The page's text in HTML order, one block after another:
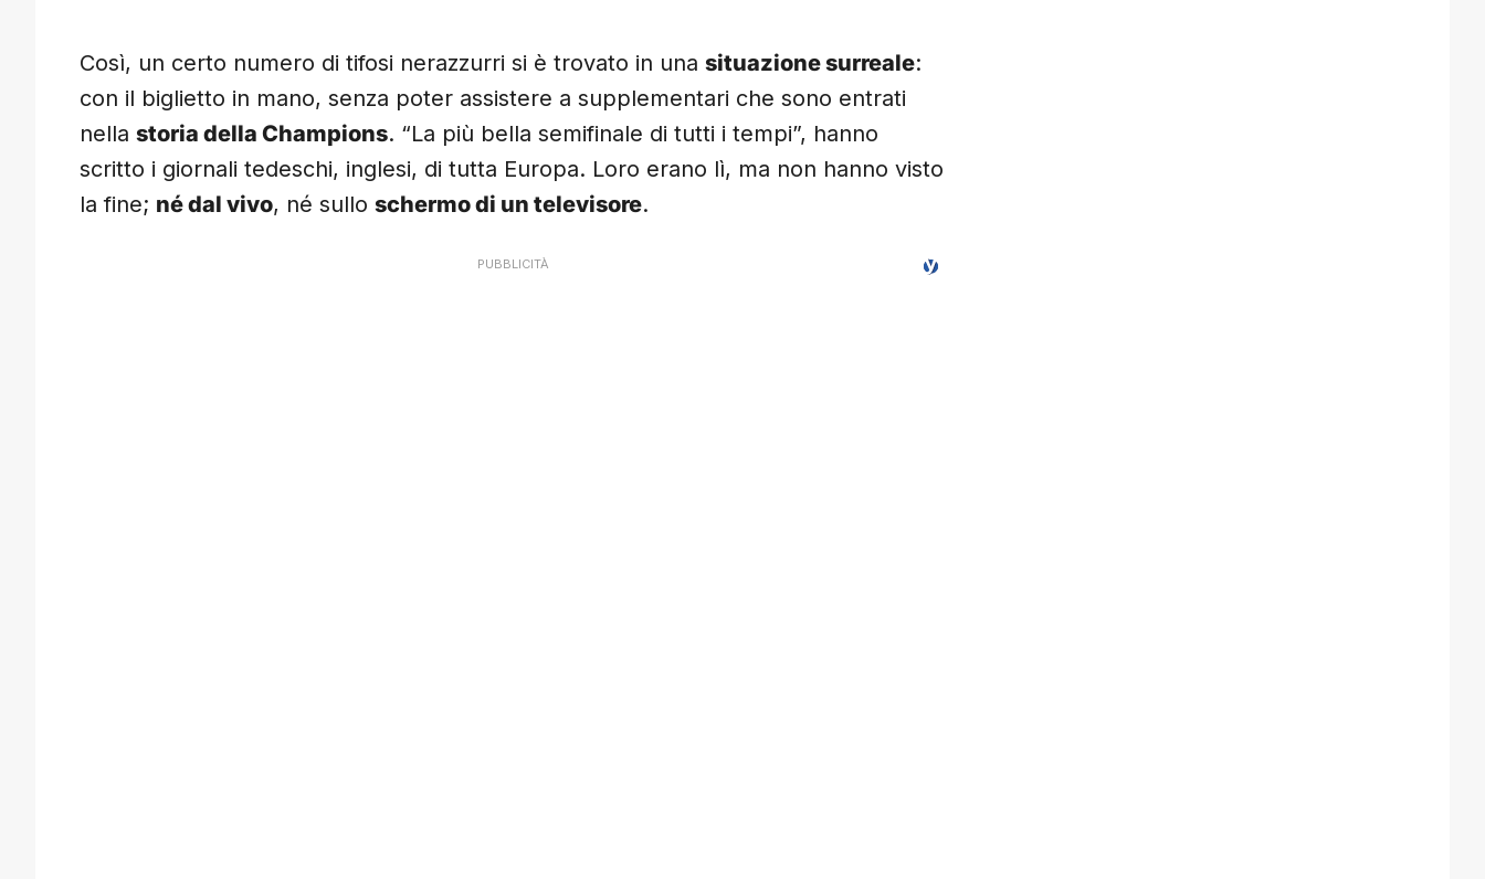
Così, un certo numero di tifosi nerazzurri si è trovato in una situazione surreale:
con il biglietto in mano, senza poter assistere a supplementari che sono entrati
nella storia della Champions. “La più bella semifinale di tutti i tempi”, hanno
scritto i giornali tedeschi, inglesi, di tutta Europa. Loro erano lì, ma non hanno visto
la fine; né dal vivo, né sullo schermo di un televisore.